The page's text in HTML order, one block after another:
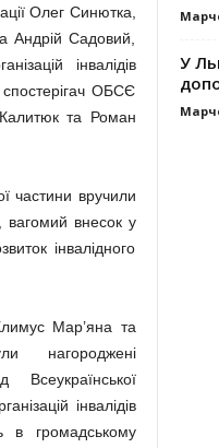
Олег Синютка,
Андрій Садовий,
інвалідів
спостерігач ОБСЄ
Калитюк та Роман
частини вручили
вагомий внесок у
інвалідного
Мар’яна та
нагороджені
інвалідів
в громадському
У